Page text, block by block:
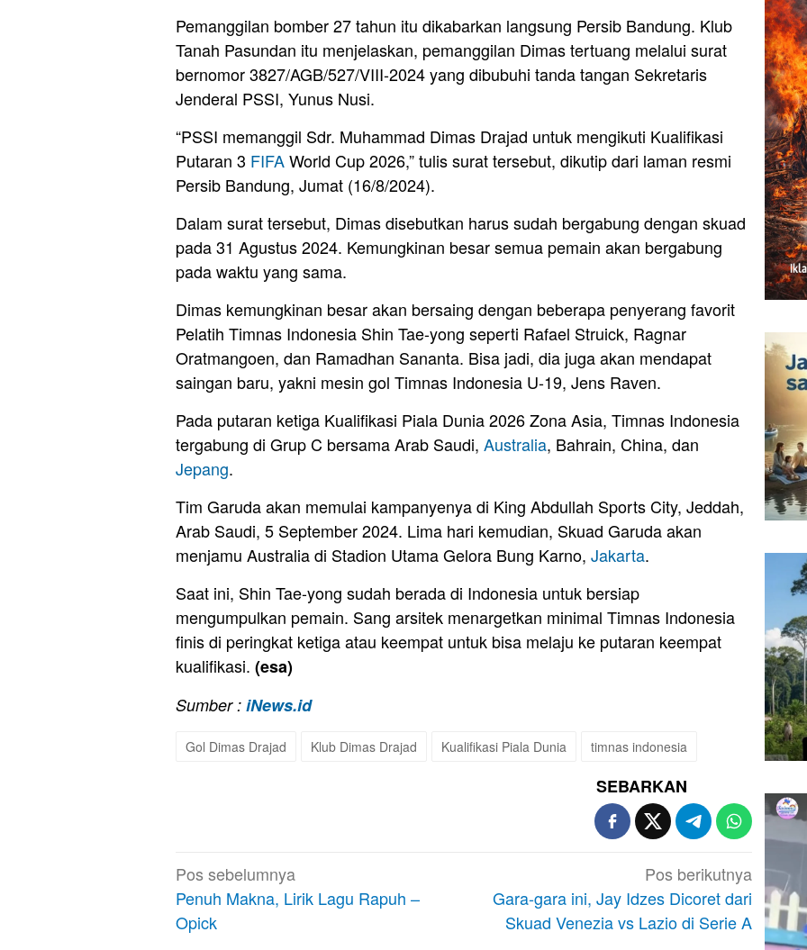
Pemanggilan bomber 27 tahun itu dikabarkan langsung Persib Bandung. Klub
Tanah Pasundan itu menjelaskan, pemanggilan Dimas tertuang melalui surat
bernomor 3827/AGB/527/VIII-2024 yang dibubuhi tanda tangan Sekretaris
Jenderal PSSI, Yunus Nusi.
“PSSI memanggil Sdr. Muhammad Dimas Drajad untuk mengikuti Kualifikasi
Putaran 3 FIFAWorld Cup 2026,” tulis surat tersebut, dikutip dari laman resmi
Persib Bandung, Jumat (16/8/2024).
Dalam surat tersebut, Dimas disebutkan harus sudah bergabung dengan skuad
pada 31 Agustus 2024. Kemungkinan besar semua pemain akan bergabung
pada waktu yang sama.
Dimas kemungkinan besar akan bersaing dengan beberapa penyerang favorit
Pelatih Timnas Indonesia Shin Tae-yong seperti Rafael Struick, Ragnar
Oratmangoen, dan Ramadhan Sananta. Bisa jadi, dia juga akan mendapat
saingan baru, yakni mesin gol Timnas Indonesia U-19, Jens Raven.
Pada putaran ketiga Kualifikasi Piala Dunia 2026 Zona Asia, Timnas Indonesia
tergabung di Grup C bersama Arab Saudi, Australia, Bahrain, China, dan
Jepang.
Tim Garuda akan memulai kampanyenya di King Abdullah Sports City, Jeddah,
Arab Saudi, 5 September 2024. Lima hari kemudian, Skuad Garuda akan
menjamu Australia di Stadion Utama Gelora Bung Karno, Jakarta.
Saat ini, Shin Tae-yong sudah berada di Indonesia untuk bersiap
mengumpulkan pemain. Sang arsitek menargetkan minimal Timnas Indonesia
finis di peringkat ketiga atau keempat untuk bisa melaju ke putaran keempat
kualifikasi. (esa)
Sumber : iNews.id
Gol Dimas Drajad Klub Dimas Drajad Kualifikasi Piala Dunia timnas indonesia
SEBARKAN
Navigasi
pos
Pos sebelumnya
Penuh Makna, Lirik Lagu Rapuh –
Opick
Pos berikutnya
Gara-gara ini, Jay Idzes Dicoret dari
Skuad Venezia vs Lazio di Serie A